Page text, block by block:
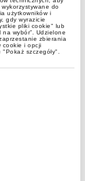
do
użytkowników i
gdy wyrazicie
pliki cookie" lub
wybór”. Udzielone
zbierania
cookie i opcji
szczegóły".
nie